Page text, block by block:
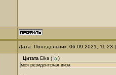
Дата: Понедельник, 06.09.2021,
Цитата Elka (
)
моя резидентская виза